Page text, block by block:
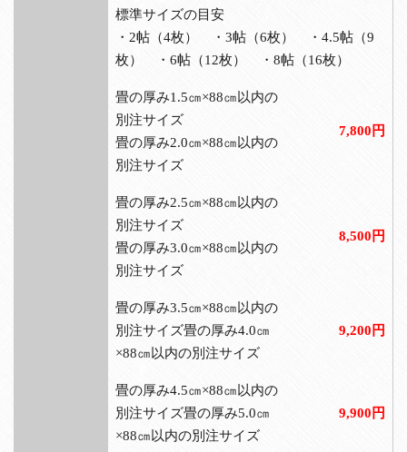
標準サイズの目安
・2帖（4枚） ・3帖（6枚） ・4.5帖（9
枚） ・6帖（12枚） ・8帖（16枚）
畳の厚み1.5㎝×88㎝以内の
別注サイズ
畳の厚み2.0㎝×88㎝以内の
別注サイズ
7,800円
畳の厚み2.5㎝×88㎝以内の
別注サイズ
畳の厚み3.0㎝×88㎝以内の
別注サイズ
8,500円
畳の厚み3.5㎝×88㎝以内の
別注サイズ畳の厚み4.0㎝
×88㎝以内の別注サイズ
9,200円
畳の厚み4.5㎝×88㎝以内の
別注サイズ畳の厚み5.0㎝
×88㎝以内の別注サイズ
9,900円